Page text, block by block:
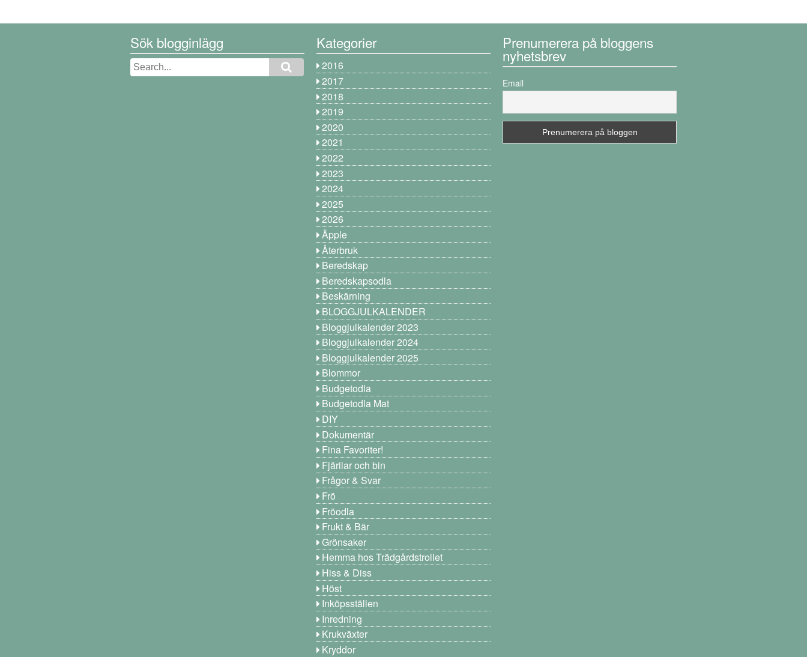
Sök blogginlägg Kategorier
2016
2017
2018
2019
2020
2021
2022
2023
2024
2025
2026
Äpple
Återbruk
Beredskap
Beredskapsodla
Beskärning
BLOGGJULKALENDER
Bloggjulkalender 2023
Bloggjulkalender 2024
Bloggjulkalender 2025
Blommor
Budgetodla
Budgetodla Mat
DIY
Dokumentär
Fina Favoriter!
Fjärilar och bin
Frågor & Svar
Frö
Fröodla
Frukt & Bär
Grönsaker
Hemma hos Trädgårdstrollet
Hiss & Diss
Höst
Inköpsställen
Inredning
Krukväxter
Kryddor
Prenumerera på bloggens
nyhetsbrev
Email